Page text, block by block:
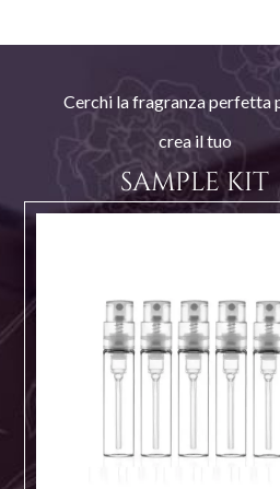
Cerchi la fragranza perfetta
crea il tuo
SAMPLE KIT